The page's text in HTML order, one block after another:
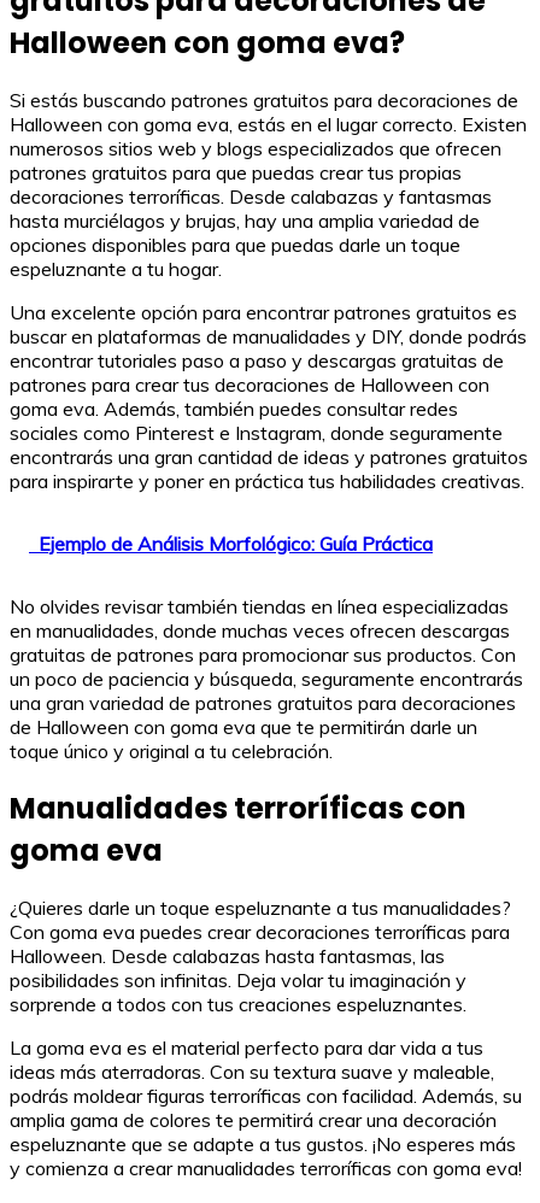
Halloween con goma eva?
Si estás buscando patrones gratuitos para decoraciones de
Halloween con goma eva, estás en el lugar correcto. Existen
numerosos sitios web y blogs especializados que ofrecen
patrones gratuitos para que puedas crear tus propias
decoraciones terroríficas. Desde calabazas y fantasmas
hasta murciélagos y brujas, hay una amplia variedad de
opciones disponibles para que puedas darle un toque
espeluznante a tu hogar.
Una excelente opción para encontrar patrones gratuitos es
buscar en plataformas de manualidades y DIY, donde podrás
encontrar tutoriales paso a paso y descargas gratuitas de
patrones para crear tus decoraciones de Halloween con
goma eva. Además, también puedes consultar redes
sociales como Pinterest e Instagram, donde seguramente
encontrarás una gran cantidad de ideas y patrones gratuitos
para inspirarte y poner en práctica tus habilidades creativas.
Ejemplo de Análisis Morfológico: Guía Práctica
No olvides revisar también tiendas en línea especializadas
en manualidades, donde muchas veces ofrecen descargas
gratuitas de patrones para promocionar sus productos. Con
un poco de paciencia y búsqueda, seguramente encontrarás
una gran variedad de patrones gratuitos para decoraciones
de Halloween con goma eva que te permitirán darle un
toque único y original a tu celebración.
Manualidades terroríficas con
goma eva
¿Quieres darle un toque espeluznante a tus manualidades?
Con goma eva puedes crear decoraciones terroríficas para
Halloween. Desde calabazas hasta fantasmas, las
posibilidades son infinitas. Deja volar tu imaginación y
sorprende a todos con tus creaciones espeluznantes.
La goma eva es el material perfecto para dar vida a tus
ideas más aterradoras. Con su textura suave y maleable,
podrás moldear figuras terroríficas con facilidad. Además, su
amplia gama de colores te permitirá crear una decoración
espeluznante que se adapte a tus gustos. ¡No esperes más
y comienza a crear manualidades terroríficas con goma eva!